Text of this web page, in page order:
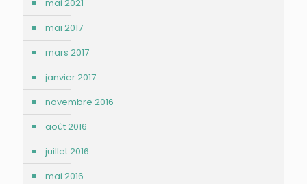
mai 2021
mai 2017
mars 2017
janvier 2017
novembre 2016
août 2016
juillet 2016
mai 2016